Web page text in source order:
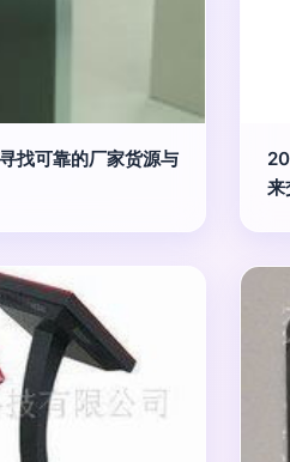
找可靠的厂家货源与
来